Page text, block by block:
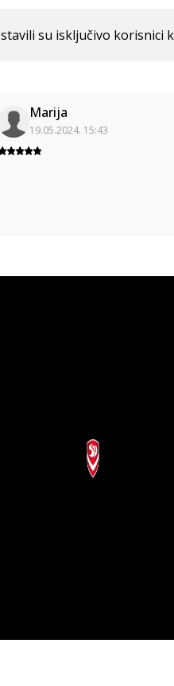
su isključivo korisnici
Marija
19.05.2024. 15:43